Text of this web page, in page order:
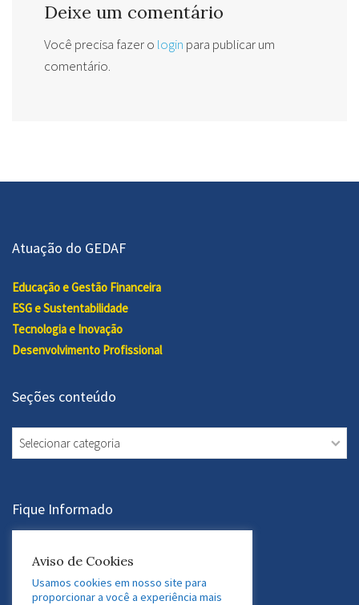
Deixe um comentário
Você precisa fazer o login para publicar um
comentário.
Atuação do GEDAF
Educação e Gestão Financeira
ESG e Sustentabilidade
Tecnologia e Inovação
Desenvolvimento Profissional
Seções conteúdo
Seções
conteúdo
Fique Informado
Assine a Newsletter
Aviso de Cookies
Usamos cookies em nosso site para
proporcionar a você a experiência mais